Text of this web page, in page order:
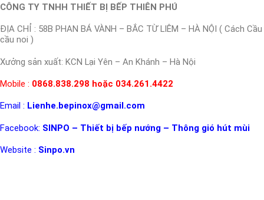
CÔNG TY TNHH THIẾT BỊ BẾP THIÊN PHÚ
ĐỊA CHỈ : 58B PHAN BÁ VÀNH – BẮC TỪ LIÊM – HÀ NỘI ( Cách
cầu noi )
Xưởng sản xuất: KCN Lại Yên – An Khánh – Hà Nội
Mobile : 0868.838.298 hoặc 034.261.4422
Email : Lienhe.bepinox@gmail.com
Facebook: SINPO – Thiết bị bếp nướng – Thông gió hút mùi
Website : Sinpo.vn